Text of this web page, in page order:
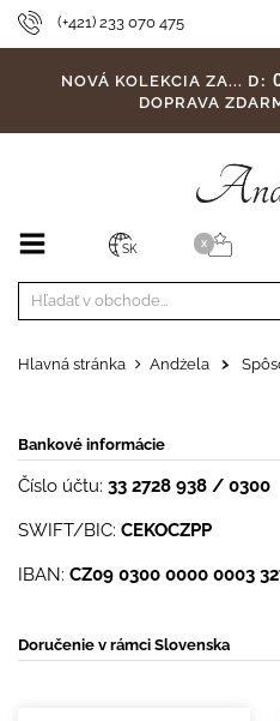
(+421) 233 070 475
NOVÁ KOLEKCIA ZA... D:
DOPRAVA
SK X
Hlavná stránka Andżela >
Bankové informácie
Číslo účtu: 33 2728 938 / 0300
SWIFT/BIC: CEKOCZPP
IBAN: CZ09 0300 0000 0003
Doručenie v rámci Slovenska